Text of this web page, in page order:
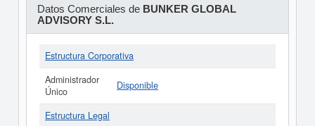
Datos Comerciales de BUNKER GLOBAL
ADVISORY S.L.
Estructura Corporativa
Administrador
Único
Disponible
Estructura Legal